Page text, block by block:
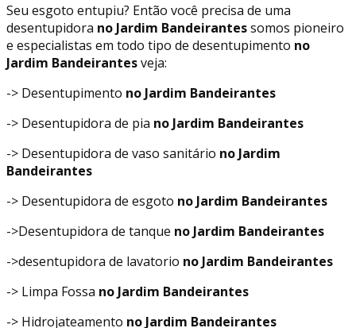
Seu esgoto entupiu? Então você precisa de uma
desentupidora no Jardim Bandeirantessomos pioneiro
e especialistas em todo tipo de desentupimento no
Jardim Bandeirantesveja:
-> Desentupimento no Jardim Bandeirantes
-> Desentupidora de pia no Jardim Bandeirantes
-> Desentupidora de vaso sanitário no Jardim
Bandeirantes
-> Desentupidora de esgoto no Jardim Bandeirantes
->Desentupidora de tanque no Jardim Bandeirantes
->desentupidora de lavatorio no Jardim Bandeirantes
-> Limpa Fossa no Jardim Bandeirantes
-> Hidrojateamento no Jardim Bandeirantes